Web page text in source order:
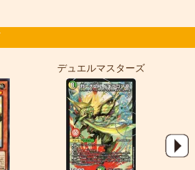
デュエルマスターズ